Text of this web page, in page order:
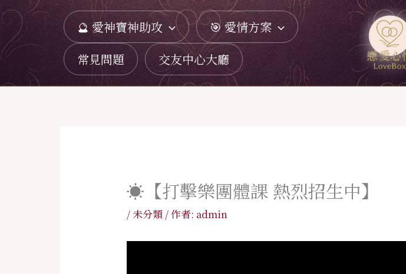
跳
至
主
要
內
🔮 愛神寶神助攻
🎯 愛情方案
常見問題
交友中心大廳
☀️【打擊樂團體課 熱烈招生中】
/ 未分類 / 作者: admin